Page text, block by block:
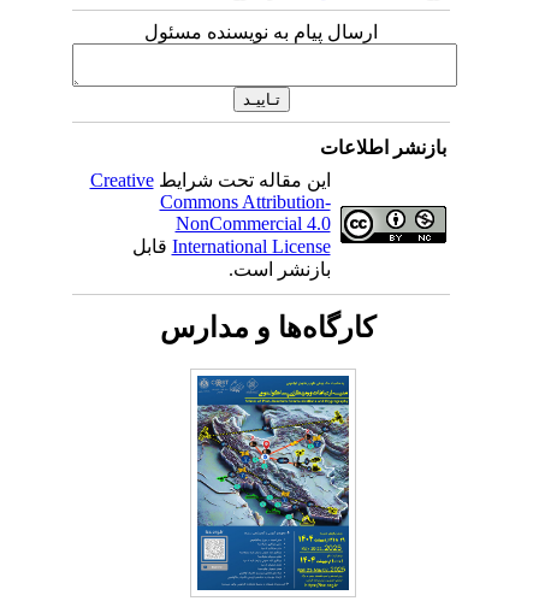
ارسال پیام به نویسنده مسئول
بازنشر اطلاعات
این مقاله تحت شرایطCreative
Commons Attribution-
NonCommercial 4.0
International Licenseقابل
بازنشر است.
کارگاه‌ها و مدارس